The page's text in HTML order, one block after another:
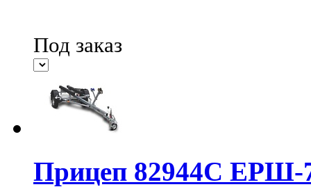
Под заказ
Прицеп 82944С ЕРШ-